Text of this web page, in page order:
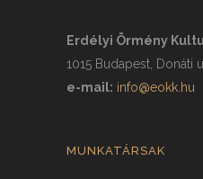
Erdélyi Örmény
1015 Budapest, Donáti
e-mail: info@eokk.hu
MUNKATÁRSAK